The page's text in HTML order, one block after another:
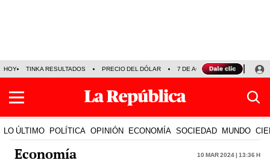
HOY TINKA RESULTADOS PRECIO DEL DÓLAR 7 DE AGOSTO OLLANTA
LO ÚLTIMO POLÍTICA OPINIÓN ECONOMÍA SOCIEDAD MUNDO
Economía 10 Mar 2024 | 13:36 h